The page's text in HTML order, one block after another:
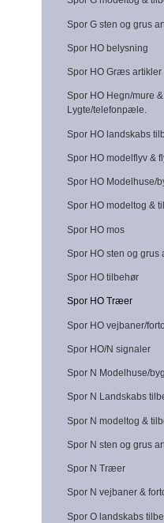
Spor G sten og grus
Spor HO belysning
Spor HO Græs artikler
Spor HO Hegn/mure &
Lygte/telefonpæle.
Spor HO landskabs
Spor HO modelflyv &
Spor HO Modelhuse/
Spor HO modeltog &
Spor HO mos
Spor HO sten og grus
Spor HO tilbehør
Spor HO Træer
Spor HO vejbaner/
Spor HO/N signaler
Spor N Modelhuse/
Spor N Landskabs
Spor N modeltog &
Spor N sten og grus
Spor N Træer
Spor N vejbaner &
Spor O landskabs